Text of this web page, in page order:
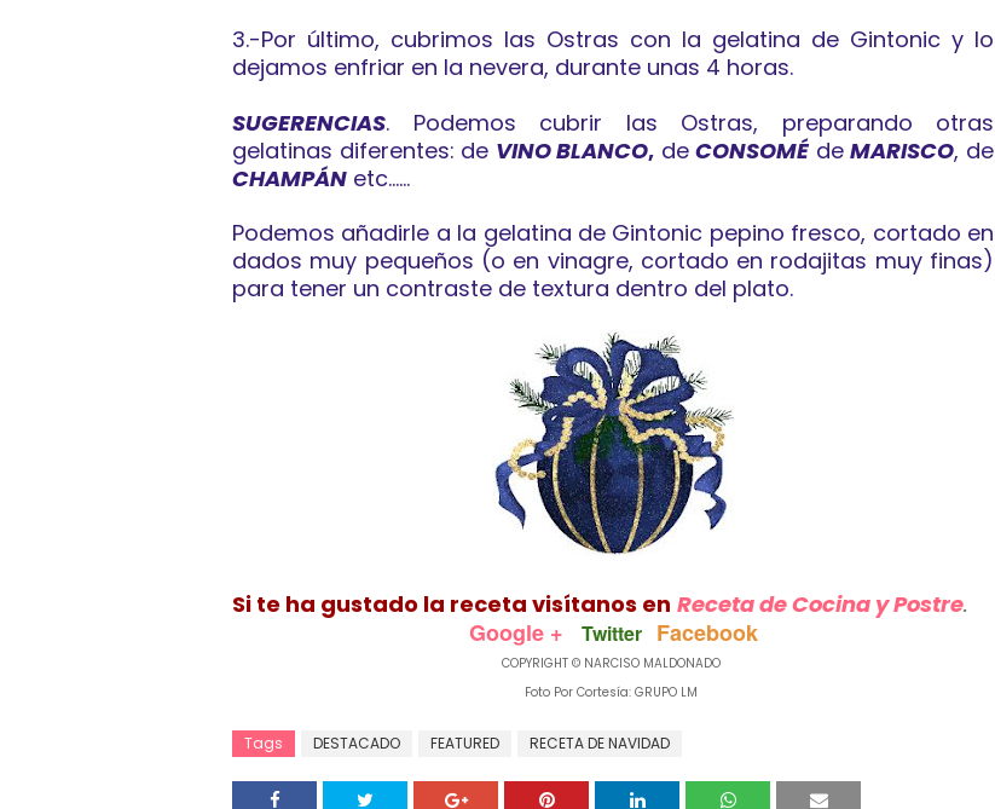
3.-Por último, cubrimos las Ostras con la gelatina de Gintonic y lo
dejamos enfriar en la nevera, durante unas 4 horas.
SUGERENCIAS. Podemos cubrir las Ostras, preparando otras
gelatinas diferentes: de VINO BLANCO, deCONSOMÉ deMARISCO, de
CHAMPÁN etc......
Podemos añadirle a la gelatina de Gintonic pepino fresco, cortado en
dados muy pequeños (o en vinagre, cortado en rodajitas muy finas)
para tener un contraste de textura dentro del plato.
Si te ha gustado la receta visítanos en Receta de Cocina y Postre.
Google + Twitter Facebook
COPYRIGHT © NARCISO MALDONADO
Foto Por Cortesía: GRUPO LM
Tags DESTACADO FEATURED RECETA DE NAVIDAD